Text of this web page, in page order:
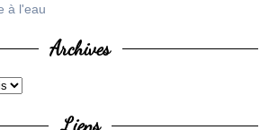
à l'eau
Archives
Liens